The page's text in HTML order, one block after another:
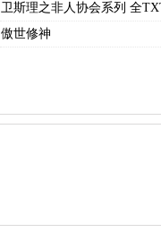
卫斯理之非人协会系列 全
傲世修神